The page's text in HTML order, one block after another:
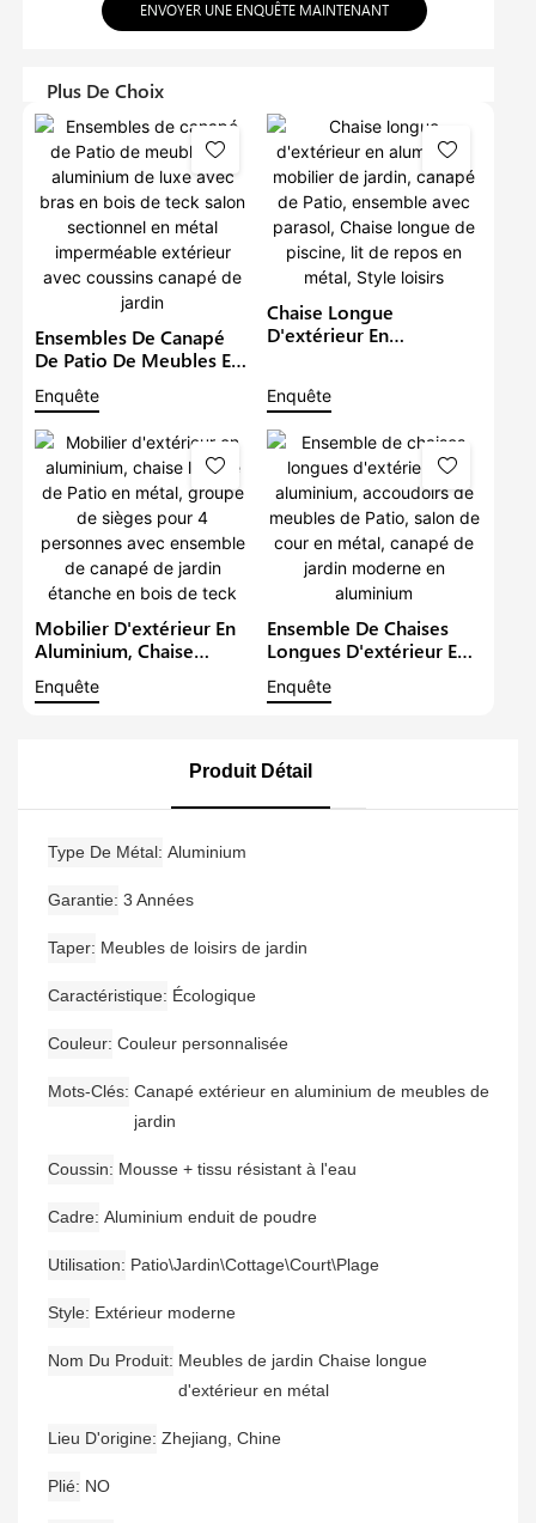
ENVOYER UNE ENQUÊTE MAINTENANT
Plus De Choix
Ensembles De Canapé
De Patio De Meubles En
Aluminium De Luxe Avec
Bras En Bois De Teck
Salon Sectionnel En
Métal Imperméable
Extérieur Avec Coussins
Canapé De Jardin
Enquête
Chaise Longue
D'extérieur En
Ensemble Avec Parasol,
Chaise Longue De
Piscine, Lit De Repos En
Métal, Style Loisirs
Enquête
Mobilier D'extérieur En
Aluminium, Chaise
Métal, Groupe De
Étanche En Bois De Teck
Enquête
Ensemble De Chaises
Longues D'extérieur En
De Meubles De Patio,
Moderne En Aluminium
Enquête
Produit Détail
Type De Métal Aluminium
Garantie 3 Années
Taper Meubles de loisirs de jardin
Caractéristique Écologique
Couleur Couleur personnalisée
Mots-Clés Canapé extérieur en aluminium de meubles de
jardin
Coussin Mousse + tissu résistant à l'eau
Cadre Aluminium enduit de poudre
Utilisation Patio\Jardin\Cottage\Court\Plage
Style Extérieur moderne
Nom Du Produit Meubles de jardin Chaise longue
d'extérieur en métal
Lieu D'origine Zhejiang, Chine
Plié NO